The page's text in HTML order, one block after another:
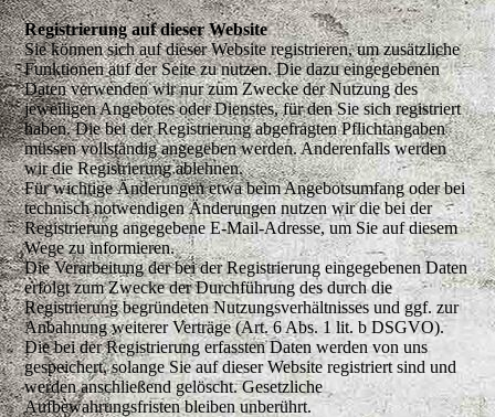
Registrierung auf dieser Website
Sie können sich auf dieser Website registrieren, um zusätzliche
Funktionen auf der Seite zu nutzen. Die dazu eingegebenen
Daten verwenden wir nur zum Zwecke der Nutzung des
jeweiligen Angebotes oder Dienstes, für den Sie sich registriert
haben. Die bei der Registrierung abgefragten Pflichtangaben
müssen vollständig angegeben werden. Anderenfalls werden
wir die Registrierung ablehnen.
Für wichtige Änderungen etwa beim Angebotsumfang oder bei
technisch notwendigen Änderungen nutzen wir die bei der
Registrierung angegebene E-Mail-Adresse, um Sie auf diesem
Wege zu informieren.
Die Verarbeitung der bei der Registrierung eingegebenen Daten
erfolgt zum Zwecke der Durchführung des durch die
Registrierung begründeten Nutzungsverhältnisses und ggf. zur
Anbahnung weiterer Verträge (Art. 6 Abs. 1 lit. b DSGVO).
Die bei der Registrierung erfassten Daten werden von uns
gespeichert, solange Sie auf dieser Website registriert sind und
werden anschließend gelöscht. Gesetzliche
Aufbewahrungsfristen bleiben unberührt.